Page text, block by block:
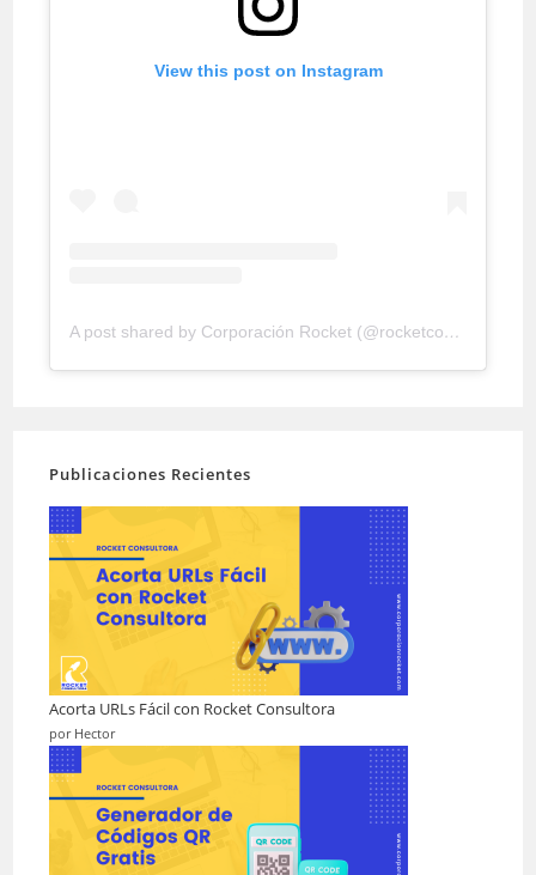
View this post on Instagram
A post shared by Corporación Rocket (@rocketconsultora)
Publicaciones Recientes
Acorta URLs Fácil con Rocket Consultora
por Hector